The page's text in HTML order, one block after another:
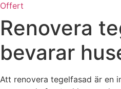
Offert
Renovera
bevarar
Att renovera tegelfasad är en